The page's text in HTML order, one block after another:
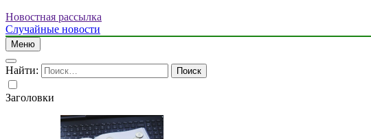
Новостная рассылка
Случайные новости
Меню
Найти:
Заголовки